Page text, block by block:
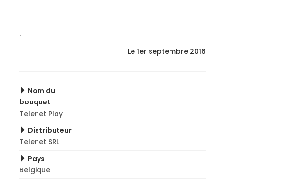
.
Le 1er septembre 2016
Nom du
bouquet
Telenet Play
Distributeur
Telenet SRL
Pays
Belgique